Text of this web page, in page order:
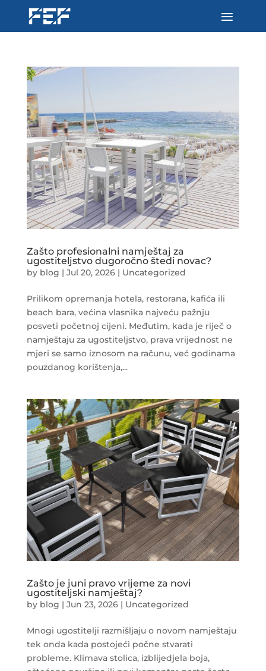
Zašto profesionalni namještaj za
ugostiteljstvo dugoročno štedi novac?
by blog | Jul 20, 2026| Uncategorized
Prilikom opremanja hotela, restorana, kafića ili
beach bara, većina vlasnika najveću pažnju
posveti početnoj cijeni. Međutim, kada je riječ o
namještaju za ugostiteljstvo, prava vrijednost ne
mjeri se samo iznosom na računu, već godinama
pouzdanog korištenja,...
Zašto je juni pravo vrijeme za novi
ugostiteljski namještaj?
by blog | Jun 23, 2026| Uncategorized
Mnogi ugostitelji razmišljaju o novom namještaju
tek onda kada postojeći počne stvarati
probleme. Klimava stolica, izblijedjela boja,